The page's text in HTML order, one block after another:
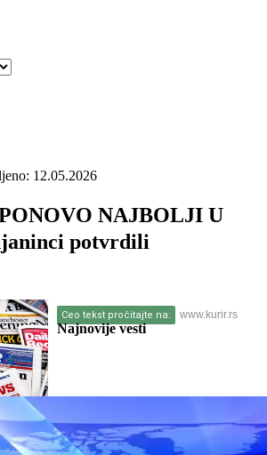
12.05.2026
NAJBOLJI U
potvrdili
Ceo tekst pročitajte na: www.kurir.rs
Najnovije vesti